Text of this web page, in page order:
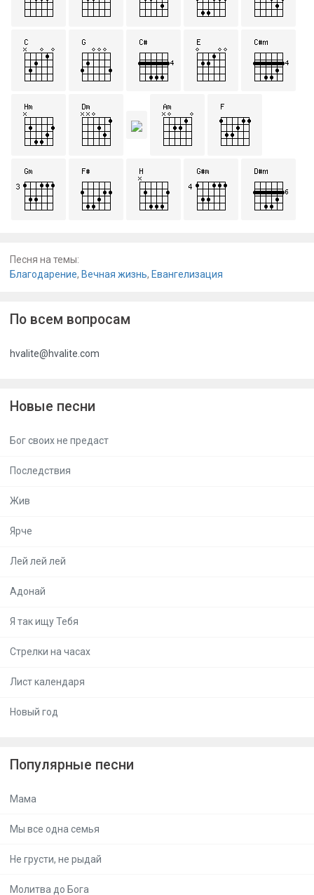
Песня на темы:
Благодарение, Вечная жизнь, Евангелизация
По всем вопросам
hvalite@hvalite.com
Новые песни
Бог своих не предаст
Последствия
Жив
Ярче
Лей лей лей
Адонай
Я так ищу Тебя
Стрелки на часах
Лист календаря
Новый год
Популярные песни
Мама
Мы все одна семья
Не грусти, не рыдай
Молитва до Бога